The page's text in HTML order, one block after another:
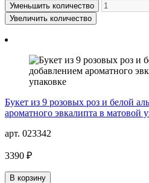
Уменьшить количество
Увеличить количество
Букет из 9 розовых роз и белой
ароматного эвкалипта в матовой
арт. 023342
3390 ₽
В корзину